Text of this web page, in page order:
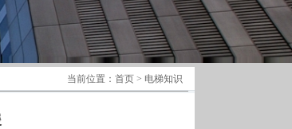
当前位置：首页 > 电梯知识